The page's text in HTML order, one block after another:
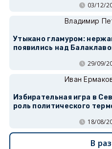
03/12/
Владимир
Утыкано гламуром:
появились над
29/09/
Иван
Избирательная игра в
роль политического
18/08/
В